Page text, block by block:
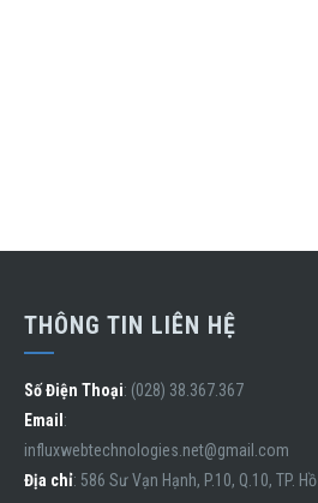
THÔNG TIN LIÊN HỆ
Số Điện Thoại: (028) 38.367.367
Email :
influxwebtechnologies.net@gmail.com
Địa chỉ: 586 Sư Vạn Hạnh, P.10, Q.10, TP. Hồ